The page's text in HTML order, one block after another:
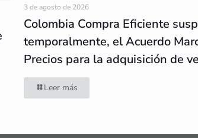
3 de agosto de 2026
Colombia Compra Eficiente
temporalmente, el Acuerdo
Precios para la adquisición de
Leer más